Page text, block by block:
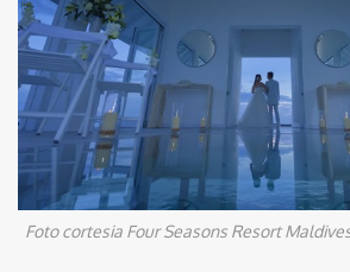
Foto cortesia Four Seasons Resort